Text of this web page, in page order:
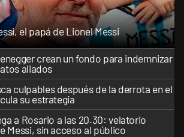
el papá de Lionel Messi
crean un fondo para indemnizar
aliados
culpables después de la derrota en el
su estrategia
a Rosario a las 20.30: velatorio
Messi, sin acceso al público